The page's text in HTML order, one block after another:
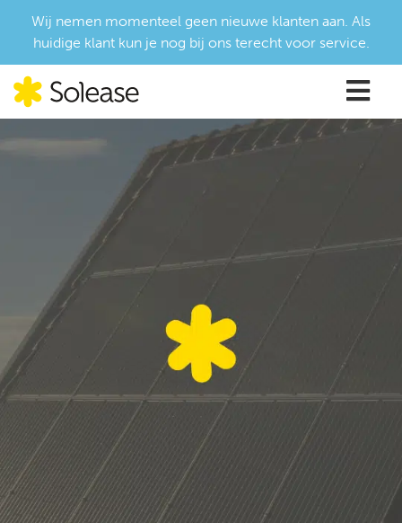
Wij nemen momenteel geen nieuwe klanten aan. Als
huidige klant kun je nog bij ons terecht voor service.